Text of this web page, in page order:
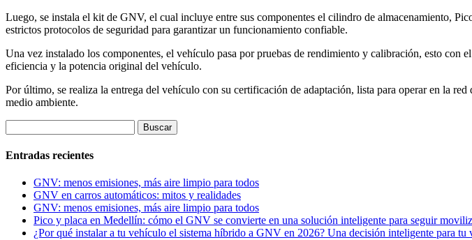
Luego, se instala el kit de GNV, el cual incluye entre sus componentes el cilindro de almacenamiento,
estrictos protocolos de seguridad para garantizar un funcionamiento confiable.
Una vez instalado los componentes, el vehículo pasa por pruebas de rendimiento y calibración, esto
eficiencia y la potencia original del vehículo.
Por último, se realiza la entrega del vehículo con su certificación de adaptación, lista para operar en la
medio ambiente.
Entradas recientes
GNV: menos emisiones, más aire limpio para todos
GNV en carros automáticos: mitos y realidades
GNV: menos emisiones, más aire limpio para todos
Pico y placa en Medellín: cómo el GNV se convierte en una solución inteligente para seguir
¿Por qué instalar a tu vehículo el sistema híbrido a GNV en 2026? Una decisión inteligente para tu